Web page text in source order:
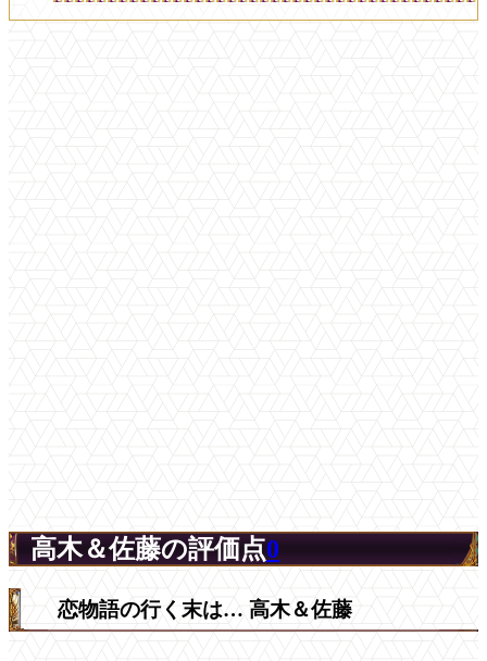
高木＆佐藤の評価点0
恋物語の行く末は… 高木＆佐藤